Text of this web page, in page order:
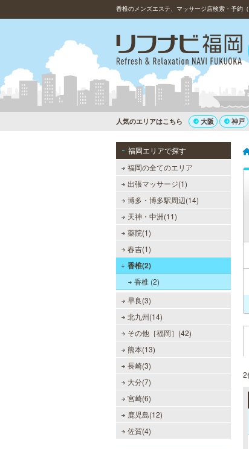
香椎のメンズエステ、マッサージ店検索・予約（
人気のエリアはこちら 大阪 神戸
福岡エリアで探す
福岡の全てのエリア
出張マッサージ(1)
博多・博多駅周辺(14)
天神・中洲(11)
薬院(1)
春吉(1)
香椎(2)
香椎 (2)
早良(3)
北九州(14)
その他［福岡］(42)
熊本(13)
長崎(3)
大分(7)
宮崎(6)
鹿児島(12)
佐賀(4)
ーミナル）
メンズTBCはライフスタイルにリン
クした豊富なメニューをご提案。カ
ラダ脱毛、ヒゲ脱毛、引き締め、フ
ェイスケア等、お客様のニーズにマ
ッチした施術で日常に寄り添いま
す。まずはお得な体験コースをチェ
ック。
万葉の湯 博多
便利なのにくつろげる上質な温泉が
博多に誕生しました。九州の東西を
代表する名湯、大分・由布院と佐
賀・武雄から毎日運び込む最上質の
温泉を、高級旅館のような空間で、
手軽にお楽しみいただけます。
2